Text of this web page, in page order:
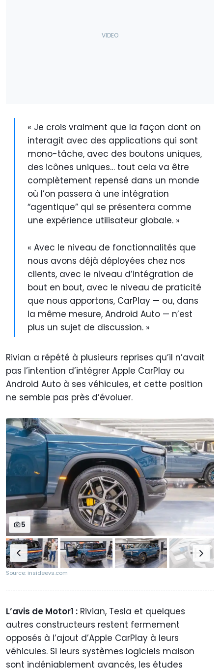
« Je crois vraiment que la façon dont on
interagit avec des applications qui sont
mono-tâche, avec des boutons uniques,
des icônes uniques… tout cela va être
complètement repensé dans un monde
où l’on passera à une intégration
“agentique” qui se présentera comme
une expérience utilisateur globale. »
« Avec le niveau de fonctionnalités que
nous avons déjà déployées chez nos
clients, avec le niveau d’intégration de
bout en bout, avec le niveau de praticité
que nous apportons, CarPlay — ou, dans
la même mesure, Android Auto — n’est
plus un sujet de discussion. »
Rivian a répété à plusieurs reprises qu’il n’avait
pas l’intention d’intégrer Apple CarPlay ou
Android Auto à ses véhicules, et cette position
ne semble pas près d’évoluer.
5
Source: insideevs.com
L’avis de Motor1 : Rivian, Tesla et quelques
autres constructeurs restent fermement
opposés à l’ajout d’Apple CarPlay à leurs
véhicules. Si leurs systèmes logiciels maison
sont indéniablement avancés, les études